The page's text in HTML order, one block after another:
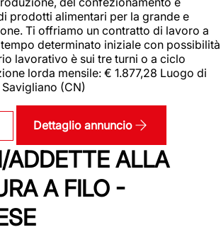
prodotti alimentari per la grande e
Ti offriamo un contratto di lavoro a
determinato iniziale con possibilità
lavorativo è sui tre turni o a ciclo
lorda mensile: € 1.877,28 Luogo di
(CN)
Dettaglio annuncio
ADDETTE ALLA
A FILO -